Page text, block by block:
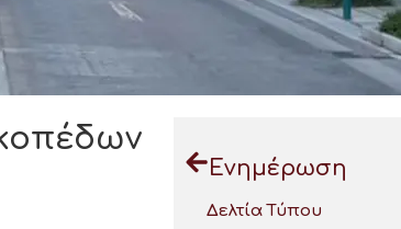
Ενημέρωση
Δελτία Τύπου